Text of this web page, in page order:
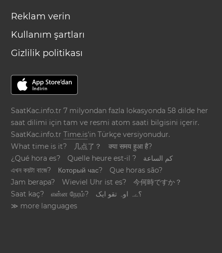
Reklam verin
Kullanım şartları
Gizlilik politikası
SaatKac.info.tr 7 milyondan fazla lokasyonda 58 dilde her
saat dilimi için tam ve resmi atom saati bilgisini içerir.
SaatKac.info.trTime.is'in Türkçe versiyonudur.
What time is it?
几点了？
क्या समय हुआ है?
¿Qué hora es?
Quelle heure est-il ?
كم الساعة
এখন কয়টা বাজে?
Который час?
Que horas são?
Jam berapa?
Wieviel Uhr ist es?
今何時ですか？
Saat kaç?
என்ன நேரம்?
؟ےہ اوہ تقو ایک
≫ more languages